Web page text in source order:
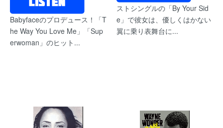
Babyfaceのプロデュース！「T
he Way You Love Me」「Sup
erwoman」のヒット...
ストシングルの「By Your Sid
e」で彼女は、優しくはかない
翼に乗り表舞台に...